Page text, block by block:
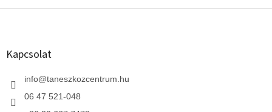
L
Kapcsolat
info@taneszkozcentrum.hu
06 47 521-048